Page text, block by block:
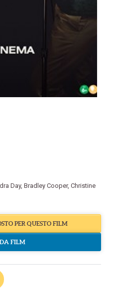
Day, Bradley Cooper, Christine
PER QUESTO FILM
FILM